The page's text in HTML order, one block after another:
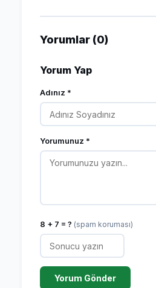
Yorumlar (0)
Yorum Yap
Adınız *
Yorumunuz *
8 + 7 = ? (spam koruması)
Yorum Gönder